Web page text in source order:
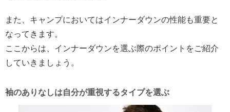
また、キャンプにおいてはインナーダウンの性能も重要と
なってきます。
ここからは、インナーダウンを選ぶ際のポイントをご紹介
していきましょう。
袖のありなしは自分が重視するタイプを選ぶ